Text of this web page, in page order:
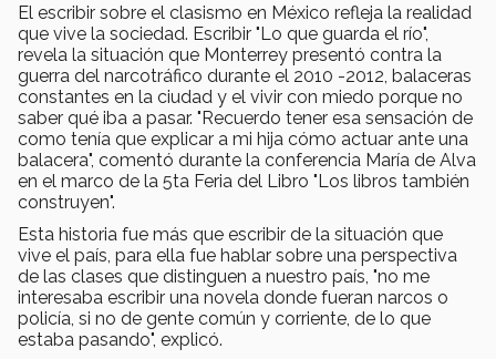
El escribir sobre el clasismo en México refleja la realidad
que vive la sociedad. Escribir "Lo que guarda el río",
revela la situación que Monterrey presentó contra la
guerra del narcotráfico durante el 2010 -2012, balaceras
constantes en la ciudad y el vivir con miedo porque no
saber qué iba a pasar. "Recuerdo tener esa sensación de
como tenía que explicar a mi hija cómo actuar ante una
balacera", comentó durante la conferencia María de Alva
en el marco de la 5ta Feria del Libro "Los libros también
construyen".
Esta historia fue más que escribir de la situación que
vive el país, para ella fue hablar sobre una perspectiva
de las clases que distinguen a nuestro país, "no me
interesaba escribir una novela donde fueran narcos o
policía, si no de gente común y corriente, de lo que
estaba pasando", explicó.